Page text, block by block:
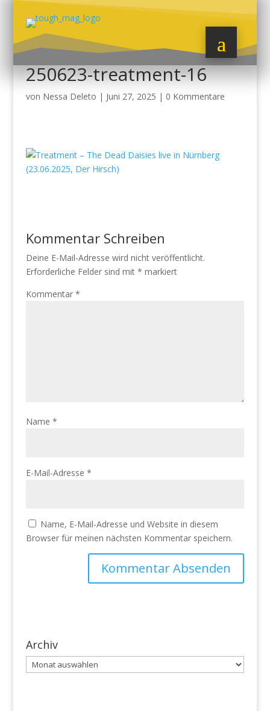
250623-treatment-16
von Nessa Deleto | Juni 27, 2025 | 0 Kommentare
Kommentar Schreiben
Deine E-Mail-Adresse wird nicht veröffentlicht.
Erforderliche Felder sind mit * markiert
Kommentar *
Name *
E-Mail-Adresse *
Name, E-Mail-Adresse und Website in diesem
Browser für meinen nächsten Kommentar speichern.
Archiv
Archiv